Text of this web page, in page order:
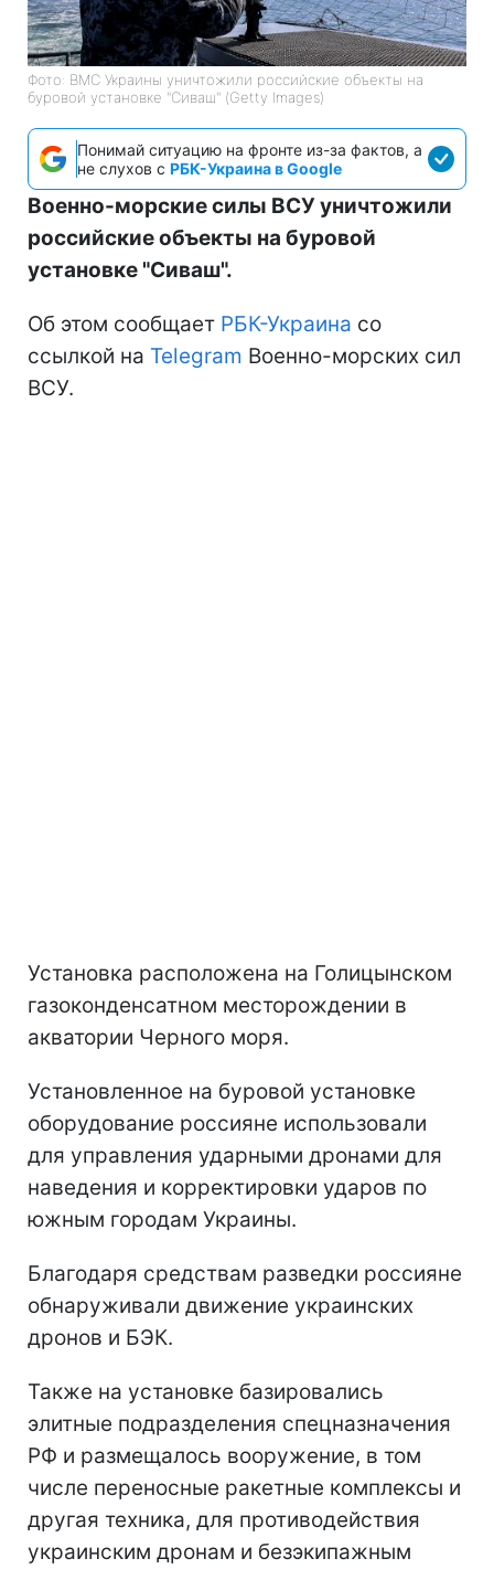
Фото: ВМС Украины уничтожили российские объекты на
буровой установке "Сиваш" (Getty Images)
Понимай ситуацию на фронте из-за фактов, а
не слухов с РБК-Украина в Google
Военно-морские силы ВСУ уничтожили
российские объекты на буровой
установке "Сиваш".
Об этом сообщает РБК-Украина со
ссылкой на Telegram Военно-морских сил
ВСУ.
Установка расположена на Голицынском
газоконденсатном месторождении в
акватории Черного моря.
Установленное на буровой установке
оборудование россияне использовали
для управления ударными дронами для
наведения и корректировки ударов по
южным городам Украины.
Благодаря средствам разведки россияне
обнаруживали движение украинских
дронов и БЭК.
Также на установке базировались
элитные подразделения спецназначения
РФ и размещалось вооружение, в том
числе переносные ракетные комплексы и
другая техника, для противодействия
украинским дронам и безэкипажным